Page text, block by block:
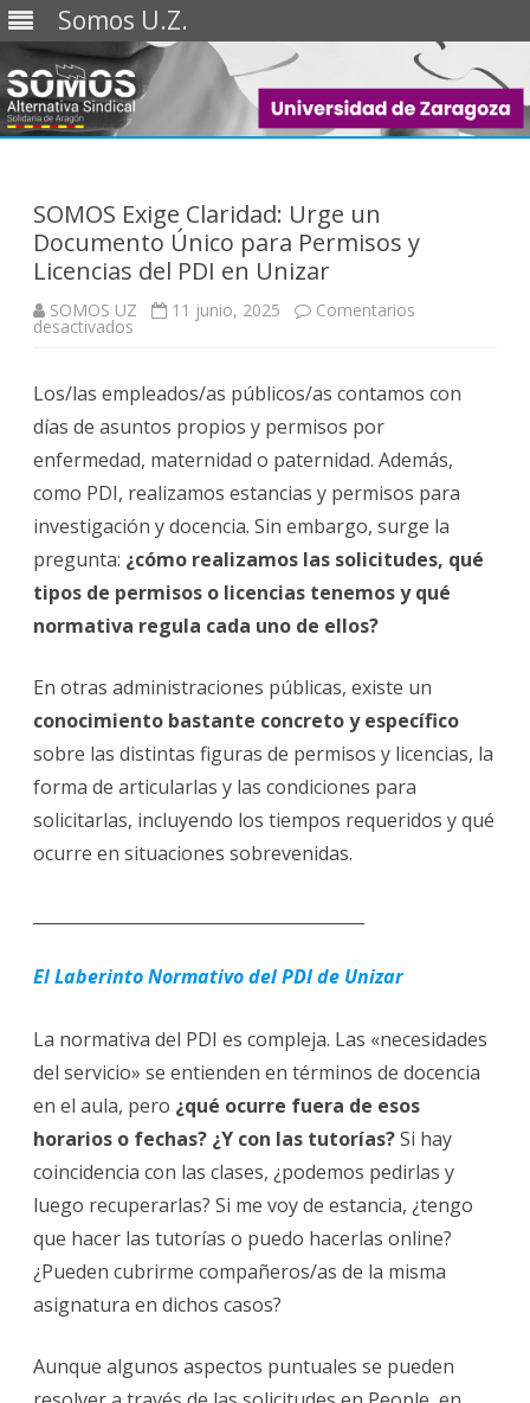
Somos U.Z.
Saltar
SOMOS Exige Claridad: Urge un
Documento Único para Permisos y
Licencias del PDI en Unizar
SOMOS UZ 11 junio, 2025 Comentarios
desactivados
Urge
un
Documento
Único
para
Permisos
y
Licencias
del
PDI
en
Unizar
Los/las empleados/as públicos/as contamos con
días de asuntos propios y permisos por
enfermedad, maternidad o paternidad. Además,
como PDI, realizamos estancias y permisos para
investigación y docencia. Sin embargo, surge la
pregunta: ¿cómo realizamos las solicitudes, qué
tipos de permisos o licencias tenemos y qué
normativa regula cada uno de ellos?
En otras administraciones públicas, existe un
conocimiento bastante concreto y específico
sobre las distintas figuras de permisos y licencias, la
forma de articularlas y las condiciones para
solicitarlas, incluyendo los tiempos requeridos y qué
ocurre en situaciones sobrevenidas.
El Laberinto Normativo del PDI de Unizar
La normativa del PDI es compleja. Las «necesidades
del servicio» se entienden en términos de docencia
en el aula, pero ¿qué ocurre fuera de esos
horarios o fechas? ¿Y con las tutorías?Si hay
coincidencia con las clases, ¿podemos pedirlas y
luego recuperarlas? Si me voy de estancia, ¿tengo
que hacer las tutorías o puedo hacerlas online?
¿Pueden cubrirme compañeros/as de la misma
asignatura en dichos casos?
Aunque algunos aspectos puntuales se pueden